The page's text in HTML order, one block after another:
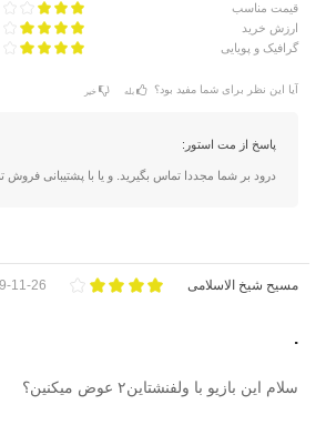
قیمت مناسب
ارزش خرید
گرافیک و پویایی
آیا این نظر برای شما مفید بود؟ بله خیر
پاسخ از مت استور:
درود بر شما مجددا تماس بگیرید. و یا با پشتیبانی فروش
مسیح شیخ الاسلامی 11-26
.
سلام این بازیو با ولفنشتاین۲ عوض میکنین؟